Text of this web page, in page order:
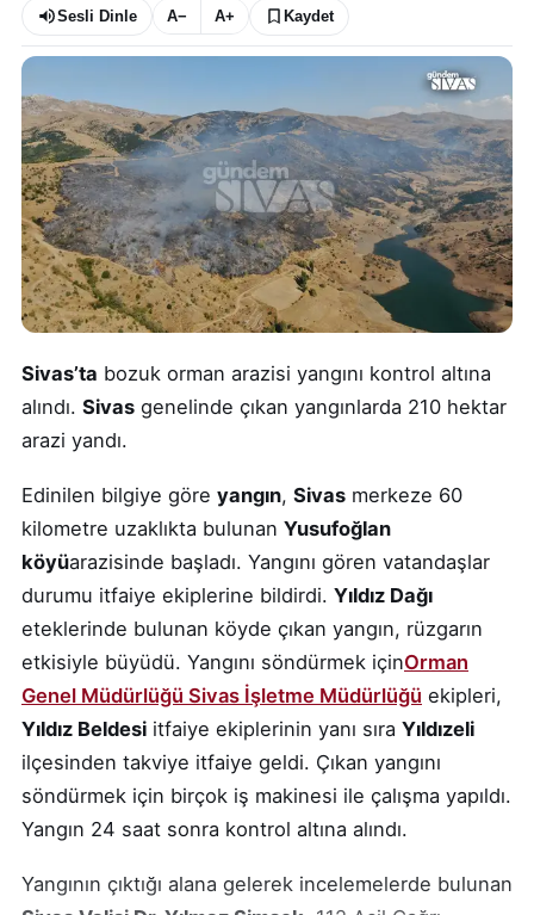
Sesli Dinle A− A+ Kaydet
Sivas’ta bozuk orman arazisi yangını kontrol altına
alındı. Sivas genelinde çıkan yangınlarda 210 hektar
arazi yandı.
Edinilen bilgiye göre yangın, Sivas merkeze 60
kilometre uzaklıkta bulunan Yusufoğlan
köyüarazisinde başladı. Yangını gören vatandaşlar
durumu itfaiye ekiplerine bildirdi. Yıldız Dağı
eteklerinde bulunan köyde çıkan yangın, rüzgarın
etkisiyle büyüdü. Yangını söndürmek içinOrman
Genel Müdürlüğü Sivas İşletme Müdürlüğü ekipleri,
Yıldız Beldesi itfaiye ekiplerinin yanı sıra Yıldızeli
ilçesinden takviye itfaiye geldi. Çıkan yangını
söndürmek için birçok iş makinesi ile çalışma yapıldı.
Yangın 24 saat sonra kontrol altına alındı.
Yangının çıktığı alana gelerek incelemelerde bulunan